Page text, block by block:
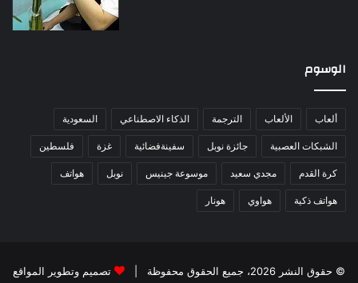
الوسوم
ألعاب الألعاب الترجمة الذكاء الاصطناعي السعودية
الشبكات العصبية جائزة نوبل سفينةفضائية غزة فلسطين
كرة القدم مجدي سعيد موسوعة جينيس نوبل هواتف
هواتف ذكية هواوي هونار
© حقوق النشر 2026، جميع الحقوق محفوظة | تصميم وتطوير المواقع